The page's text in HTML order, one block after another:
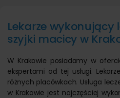
Lekarze wykonujący
szyjki macicy w
W Krakowie posiadamy w
ekspertami od tej usługi.
różnych placówkach. Usługa
w Krakowie jest najczęściej